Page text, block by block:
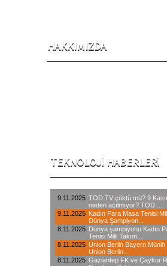
HAKKIMIZDA
TEKNOLOJI HABERLERI